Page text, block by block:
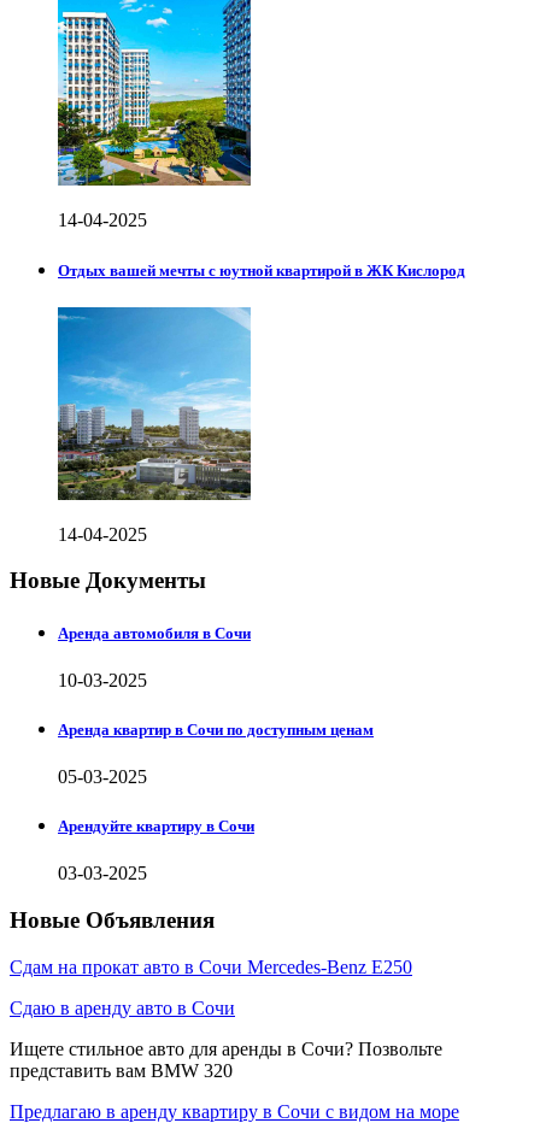
14-04-2025
Отдых вашей мечты с юутной квартирой в ЖК Кислород
14-04-2025
Новые Документы
Аренда автомобиля в Сочи
10-03-2025
Аренда квартир в Сочи по доступным ценам
05-03-2025
Арендуйте квартиру в Сочи
03-03-2025
Новые Объявления
Сдам на прокат авто в Сочи Mercedes-Benz E250
Сдаю в аренду авто в Сочи
Ищете стильное авто для аренды в Сочи? Позвольте
представить вам BMW 320
Предлагаю в аренду квартиру в Сочи с видом на море